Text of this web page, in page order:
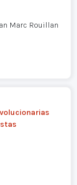
Marc Rouillan